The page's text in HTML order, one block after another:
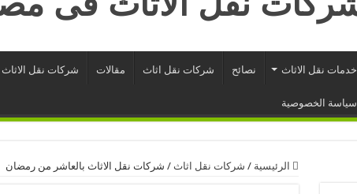
خدمات نقل الاثاث نصائح شركات نقل اثاث مقالات شركات نقل الاثاث
سياسة الخصوصية
الرئيسية / شركات نقل اثاث / شركات نقل الاثاث بالعاشر من رمضان